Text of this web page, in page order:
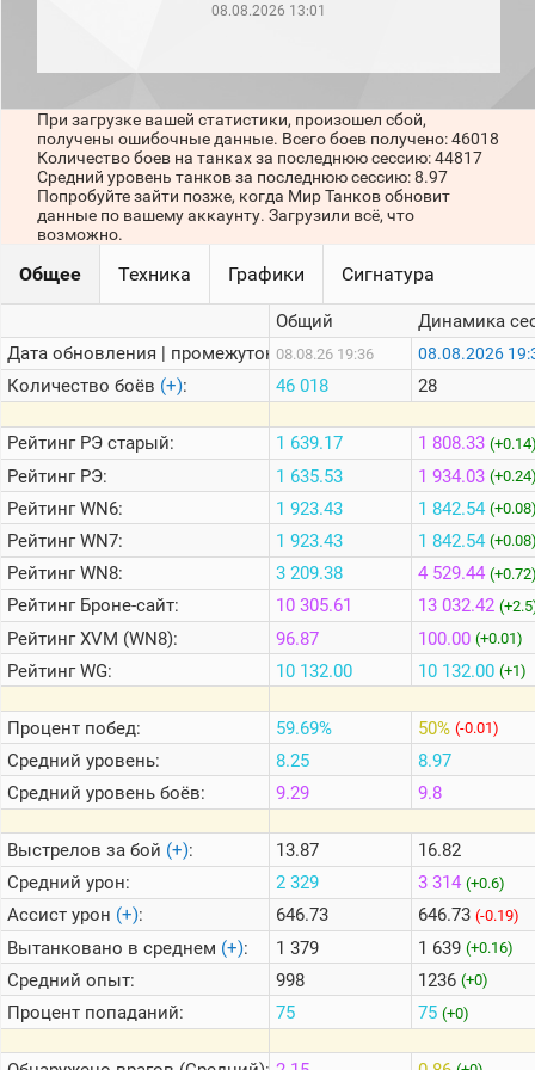
месяц)
игроков
последние
сессии)
Топ
1000
Кланы
Статистика
стримеров
Информация
Онлайн
Цветовая
шкала
Теlegram
ВК
Портал
Мира
Танков
08.08.2026 13:01
При загрузке вашей статистики, произошел сбой,
получены ошибочные данные. Всего боев получено: 46018
Количество боев на танках за последнюю сессию: 44817
Средний уровень танков за последнюю сессию: 8.97
Попробуйте зайти позже, когда Мир Танков обновит
данные по вашему аккаунту. Загрузили всё, что
возможно.
Общее Техника Графики Сигнатура
Дата обновления | промежуток:
Количество боёв (+):
РейтингРЭ старый:
РейтингРЭ:
РейтингWN6:
РейтингWN7:
РейтингWN8:
РейтингБроне-сайт:
РейтингXVM (WN8):
РейтингWG:
Процент побед:
Средний уровень:
Средний уровень боёв:
Выстрелов за бой (+):
Средний урон:
Ассист урон (+):
Вытанковано в среднем (+):
Средний опыт:
Процент попаданий:
Общий
08.08.26 19:36
46 018
1 639.17
1 635.53
1 923.43
1 923.43
3 209.38
10 305.61
96.87
10 132.00
59.69%
8.25
9.29
13.87
2 329
646.73
1 379
998
75
Динамика
08.08.2026
28
1 808.33
1 934.03
1 842.54
1 842.54
4 529.44
13 032.42
100.00 (+0.01)
10 132.00 (+1)
50% (-0.01)
8.97
9.8
16.82
3 314 (+0.6)
646.73 (-0.19)
1 639 (+0.16)
1236 (+0)
75 (+0)